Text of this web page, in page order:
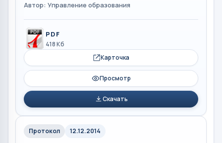
Автор: Управление образования
PDF
418 Кб
Карточка
Просмотр
Скачать
Протокол 12.12.2014